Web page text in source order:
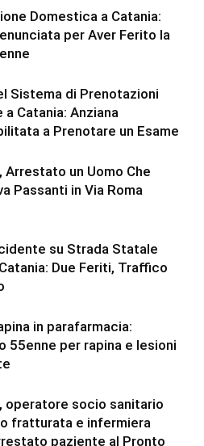
Domestica a Catania:
per Aver Ferito la
Sistema di Prenotazioni
a Catania: Anziana
a Prenotare un Esame
Arrestato un Uomo Che
Passanti in Via Roma
su Strada Statale
Due Feriti, Traffico
in parafarmacia:
55enne per rapina e lesioni
operatore socio sanitario
fratturata e infermiera
paziente al Pronto